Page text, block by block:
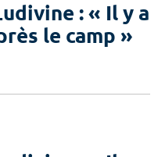
: « Il y a
le camp »